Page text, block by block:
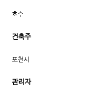
호수
건축주
포천시
관리자